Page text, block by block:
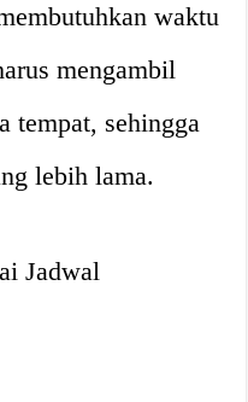
waktu
mengambil
tempat, sehingga
lebih lama.
Jadwal